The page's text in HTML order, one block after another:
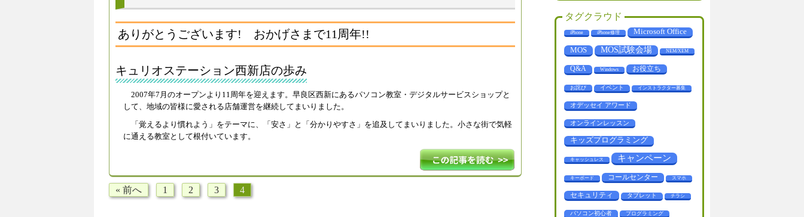
ありがとうございます! おかげさまで11周年!!
キュリオステーション西新店の歩み
2007年7月のオープンより11周年を迎えます。早良区西新にあるパソコン教室・デジタルサービスショップと
して、地域の皆様に愛される店舗運営を継続してまいりました。
「覚えるより慣れよう」をテーマに、「安さ」と「分かりやすさ」を追及してまいりました。小さな街で気軽
に通える教室として根付いています。
« 前へ 1 2 3 4
タグクラウド
iPhone iPhone修理 Microsoft Office
MOS MOS試験会場 NEM/XEM
Q&A Windows お役立ち
お詫び イベント インストラクター募集
オデッセイ アワード
オンラインレッスン
キッズプログラミング
キャッシュレス キャンペーン
キーボード コールセンター スマホ
セキュリティ タブレット チラシ
パソコン初心者 プログラミング